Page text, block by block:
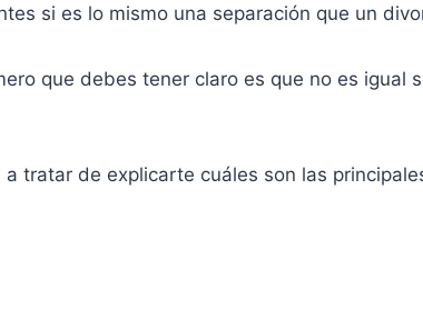
si es lo mismo una separación que un
que debes tener claro es que no es igual
tratar de explicarte cuáles son las